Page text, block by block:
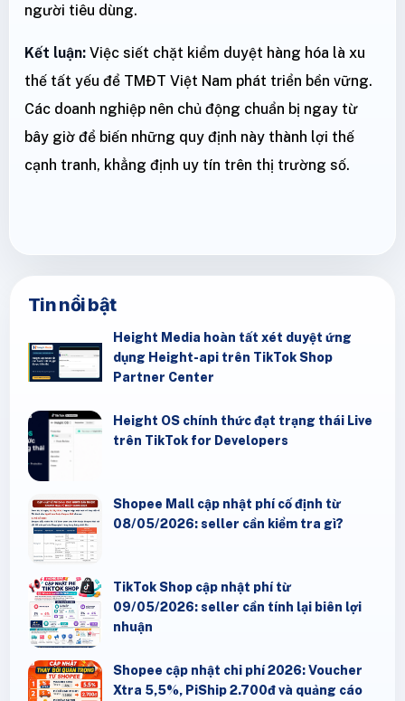
người tiêu dùng.
Kết luận: Việc siết chặt kiểm duyệt hàng hóa là xu
thế tất yếu để TMĐT Việt Nam phát triển bền vững.
Các doanh nghiệp nên chủ động chuẩn bị ngay từ
bây giờ để biến những quy định này thành lợi thế
cạnh tranh, khẳng định uy tín trên thị trường số.
Tin nổi bật
Height Media hoàn tất xét duyệt ứng
dụng Height-api trên TikTok Shop
Partner Center
Height OS chính thức đạt trạng thái Live
trên TikTok for Developers
Shopee Mall cập nhật phí cố định từ
08/05/2026: seller cần kiểm tra gì?
TikTok Shop cập nhật phí từ
09/05/2026: seller cần tính lại biên lợi
nhuận
Shopee cập nhật chi phí 2026: Voucher
Xtra 5,5%, PiShip 2.700đ và quảng cáo